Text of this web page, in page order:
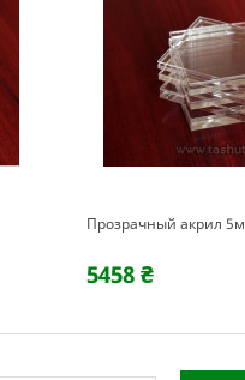
Прозрачный акрил
5458 ₴